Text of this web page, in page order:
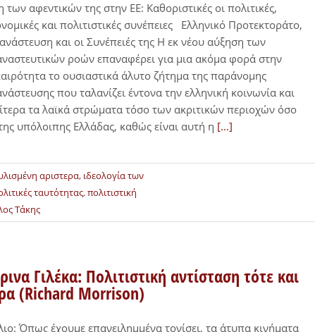
των αφεντικών της στην ΕΕ: Καθοριστικές οι πολιτικές,
και πολιτιστικές συνέπειες Ελληνικό Προτεκτοράτο,
και οι Συνέπειές της Η εκ νέου αύξηση των
ροών επαναφέρει για μια ακόμα φορά στην
το ουσιαστικά άλυτο ζήτημα της παράνομης
που ταλανίζει έντονα την ελληνική κοινωνία και
τα λαϊκά στρώματα τόσο των ακριτικών περιοχών όσο
υπόλοιπης Ελλάδας, καθώς είναι αυτή η [...]
αριστερα, ιδεολογία των
ταυτότητας,πολιτιστική
Τάκης
Γιλέκα: Πολιτιστική αντίσταση τότε και
(Richard Morrison)
Όπως έχουμε επανειλημμένα τονίσει, τα άτυπα κινήματα